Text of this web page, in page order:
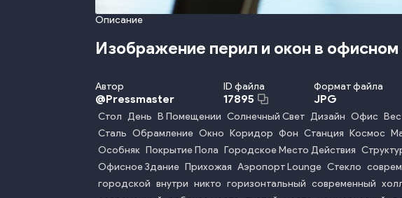
Описание
Изображение перил и окон в офисном
Автор
@Pressmaster
ID файла
17895
Формат файла
JPG
Стол День В Помещении Солнечный Свет Дизайн Офис
Сталь Обрамление Окно Коридор Фон Станция Космос
Особняк Покрытие Пола Городское Место Действия
Офисное Здание Прихожая Аэропорт Lounge Стекло
городской внутри никто горизонтальный современный